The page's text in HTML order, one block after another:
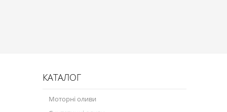
Сервісні продукти
КАТАЛОГ
Моторні оливи